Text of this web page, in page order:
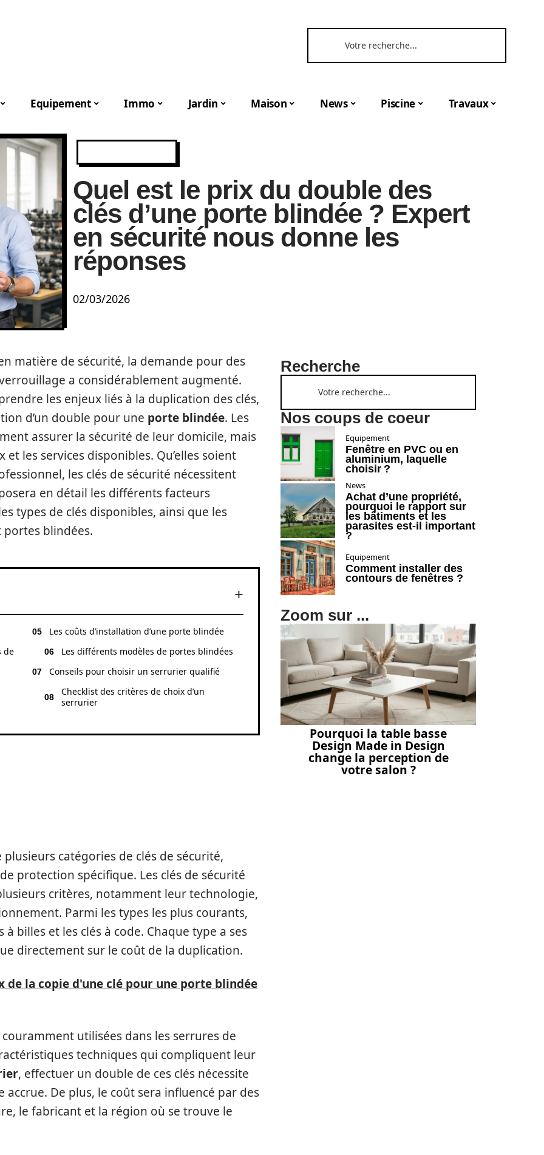
Equipement Immo Jardin Maison News Piscine Travaux
Quel est le prix du double des
clés d’une porte blindée ? Expert
en sécurité nous donne les
réponses
02/03/2026
matière de sécurité, la demande pour des
a considérablement augmenté.
les enjeux liés à la duplication des clés,
d’un double pour une porte blindée. Les
assurer la sécurité de leur domicile, mais
les services disponibles. Qu’elles soient
les clés de sécurité nécessitent
en détail les différents facteurs
types de clés disponibles, ainsi que les
blindées.
de
Les coûts d’installation d’une porte blindée
Les différents modèles de portes blindées
Conseils pour choisir un serrurier qualifié
Checklist des critères de choix d’un
serrurier
catégories de clés de sécurité,
protection spécifique. Les clés de sécurité
critères, notamment leur technologie,
Parmi les types les plus courants,
billes et les clés à code. Chaque type a ses
directement sur le coût de la duplication.
de la copie d'une clé pour une porte blindée
utilisées dans les serrures de
techniques qui compliquent leur
, effectuer un double de ces clés nécessite
De plus, le coût sera influencé par des
le fabricant et la région où se trouve le
Recherche
Nos coups de coeur
Equipement
Fenêtre en PVC ou en
aluminium, laquelle
choisir ?
News
Achat d’une propriété,
pourquoi le rapport sur
les bâtiments et les
parasites est-il important
?
Equipement
Comment installer des
contours de fenêtres ?
Zoom sur ...
Pourquoi la table basse
Design Made in Design
change la perception de
votre salon ?